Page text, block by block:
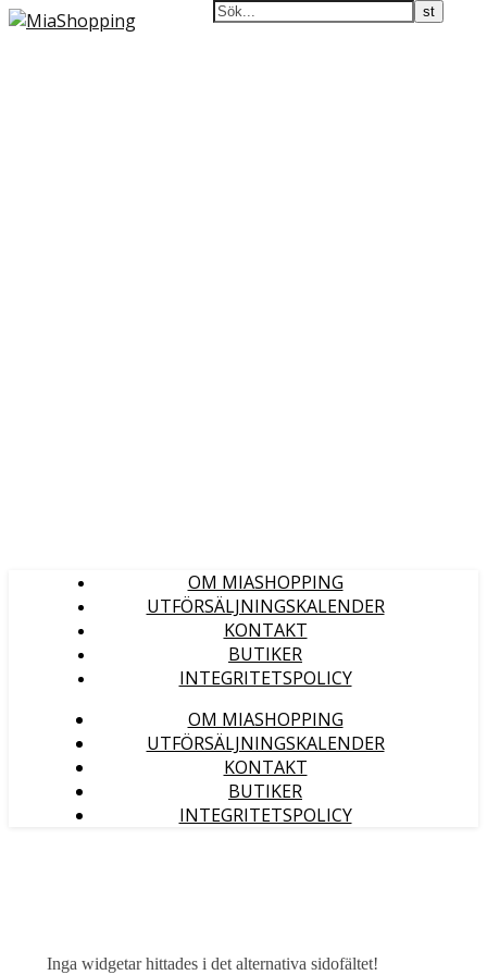
OM MIASHOPPING
UTFÖRSÄLJNINGSKALENDER
KONTAKT
BUTIKER
INTEGRITETSPOLICY
OM MIASHOPPING
UTFÖRSÄLJNINGSKALENDER
KONTAKT
BUTIKER
INTEGRITETSPOLICY
Inga widgetar hittades i det alternativa sidofältet!